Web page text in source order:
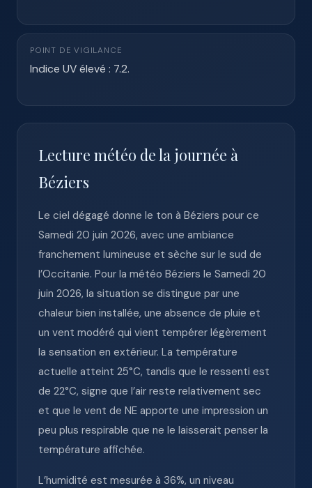
POINT DE VIGILANCE
Indice UV élevé : 7.2.
Lecture météo de la journée à
Béziers
Le ciel dégagé donne le ton à Béziers pour ce
Samedi 20 juin 2026, avec une ambiance
franchement lumineuse et sèche sur le sud de
l’Occitanie. Pour la météo Béziers le Samedi 20
juin 2026, la situation se distingue par une
chaleur bien installée, une absence de pluie et
un vent modéré qui vient tempérer légèrement
la sensation en extérieur. La température
actuelle atteint 25°C, tandis que le ressenti est
de 22°C, signe que l’air reste relativement sec
et que le vent de NE apporte une impression un
peu plus respirable que ne le laisserait penser la
température affichée.
L’humidité est mesurée à 36%, un niveau